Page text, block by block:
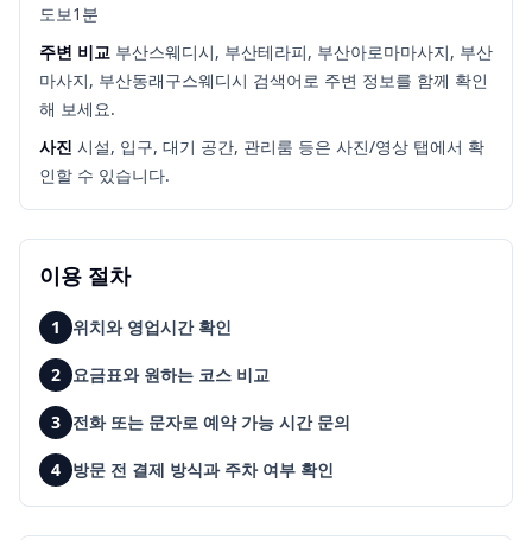
도보1분
주변 비교 부산스웨디시, 부산테라피, 부산아로마마사지, 부산
마사지, 부산동래구스웨디시 검색어로 주변 정보를 함께 확인
해 보세요.
사진 시설, 입구, 대기 공간, 관리룸 등은 사진/영상 탭에서 확
인할 수 있습니다.
이용 절차
1 위치와 영업시간 확인
2 요금표와 원하는 코스 비교
3 전화 또는 문자로 예약 가능 시간 문의
4 방문 전 결제 방식과 주차 여부 확인